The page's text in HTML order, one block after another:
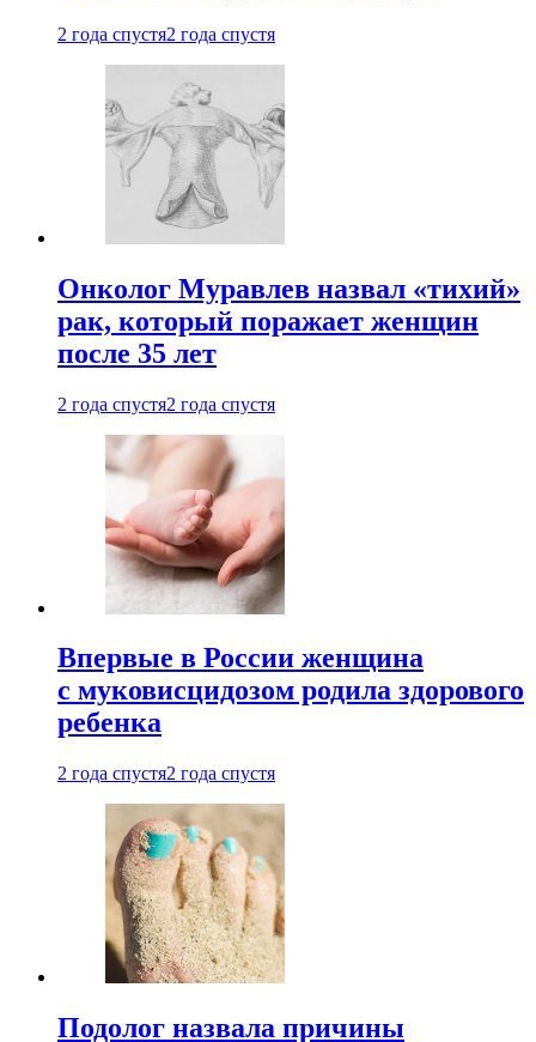
2 года спустя2 года спустя
Онколог Муравлев назвал «тихий»
рак, который поражает женщин
после 35 лет
2 года спустя2 года спустя
Впервые в России женщина
с муковисцидозом родила здорового
ребенка
2 года спустя2 года спустя
Подолог назвала причины